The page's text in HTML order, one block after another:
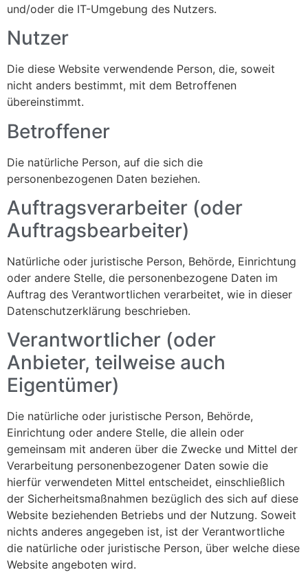
und/oder die IT-Umgebung des Nutzers.
Nutzer
Die diese Website verwendende Person, die, soweit
nicht anders bestimmt, mit dem Betroffenen
übereinstimmt.
Betroffener
Die natürliche Person, auf die sich die
personenbezogenen Daten beziehen.
Auftragsverarbeiter (oder
Auftragsbearbeiter)
Natürliche oder juristische Person, Behörde, Einrichtung
oder andere Stelle, die personenbezogene Daten im
Auftrag des Verantwortlichen verarbeitet, wie in dieser
Datenschutzerklärung beschrieben.
Verantwortlicher (oder
Anbieter, teilweise auch
Eigentümer)
Die natürliche oder juristische Person, Behörde,
Einrichtung oder andere Stelle, die allein oder
gemeinsam mit anderen über die Zwecke und Mittel der
Verarbeitung personenbezogener Daten sowie die
hierfür verwendeten Mittel entscheidet, einschließlich
der Sicherheitsmaßnahmen bezüglich des sich auf diese
Website beziehenden Betriebs und der Nutzung. Soweit
nichts anderes angegeben ist, ist der Verantwortliche
die natürliche oder juristische Person, über welche diese
Website angeboten wird.